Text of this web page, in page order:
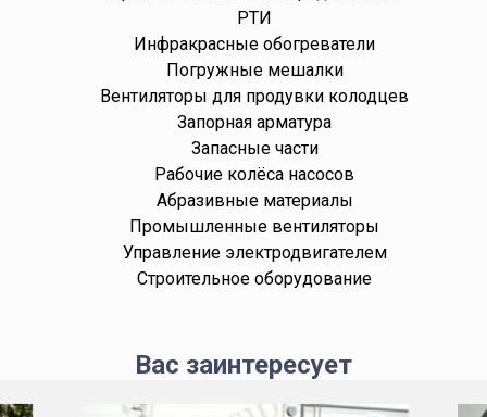
РТИ
Инфракрасные обогреватели
Погружные мешалки
Вентиляторы для продувки колодцев
Запорная арматура
Запасные части
Рабочие колёса насосов
Абразивные материалы
Промышленные вентиляторы
Управление электродвигателем
Строительное оборудование
Вас заинтересует